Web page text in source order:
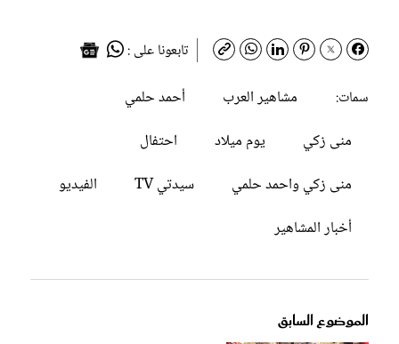
تابعونا على :
سمات:
مشاهير العرب
أحمد حلمي
منى زكي
يوم ميلاد
احتفال
منى زكي واحمد حلمي
سيدتي TV
الفيديو
أخبار المشاهير
الموضوع السابق